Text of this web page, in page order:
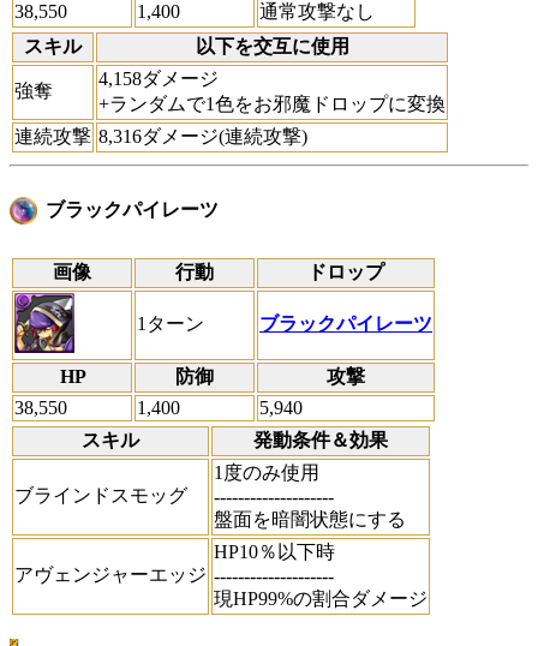
38,550
1,400
通常攻撃なし
スキル
以下を交互に使用
強奪
4,158ダメージ
+ランダムで1色をお邪魔ドロップに変換
連続攻撃 8,316ダメージ(連続攻撃)
ブラックパイレーツ
画像 行動 ドロップ
1ターン ブラックパイレーツ
HP 防御
攻撃
38,550
1,400
5,940
スキル
発動条件＆効果
ブラインドスモッグ
1度のみ使用
--------------------
盤面を暗闇状態にする
アヴェンジャーエッジ
HP10％以下時
--------------------
現HP99%の割合ダメージ